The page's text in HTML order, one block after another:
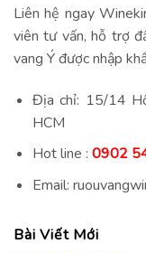
Liên hệ ngay
viên tư vấn, hỗ trợ
vang Ý được nhập
Địa chỉ: 15/14
HCM
Hot line : 0902
Email:
Bài Viết Mới